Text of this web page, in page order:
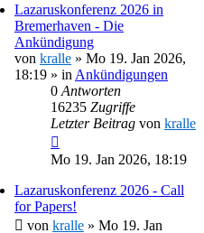
Lazaruskonferenz 2026 in
Bremerhaven - Die
Ankündigung
von kralle » Mo 19. Jan 2026,
18:19 » in Ankündigungen
0 Antworten
16235 Zugriffe
Letzter Beitrag von kralle
Mo 19. Jan 2026, 18:19
Lazaruskonferenz 2026 - Call
for Papers!
von kralle » Mo 19. Jan